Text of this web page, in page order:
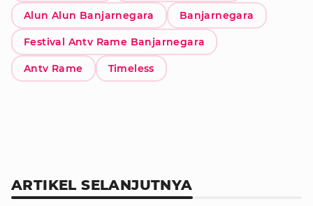
Alun Alun Banjarnegara Banjarnegara
Festival Antv Rame Banjarnegara
Antv Rame Timeless
ARTIKEL SELANJUTNYA